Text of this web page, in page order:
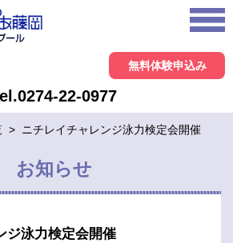
無料体験申込み
22-0977
> ニチレイチャレンジ泳力検定会開催
お知らせ
ジ泳力検定会開催